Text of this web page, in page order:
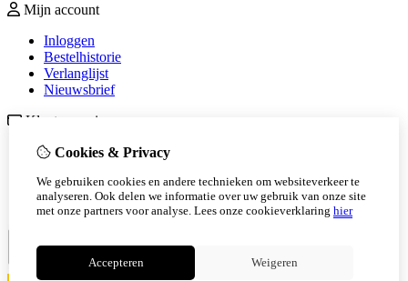
Mijn account
Inloggen
Bestelhistorie
Verlanglijst
Nieuwsbrief
Klantenservice
Contact
Sitemap
Veelgestelde vragen
Cookies & Privacy
We gebruiken cookies en andere technieken om websiteverkeer te
analyseren. Ook delen we informatie over uw gebruik van onze site
met onze partners voor analyse. Lees onze cookieverklaring hier
Accepteren Weigeren